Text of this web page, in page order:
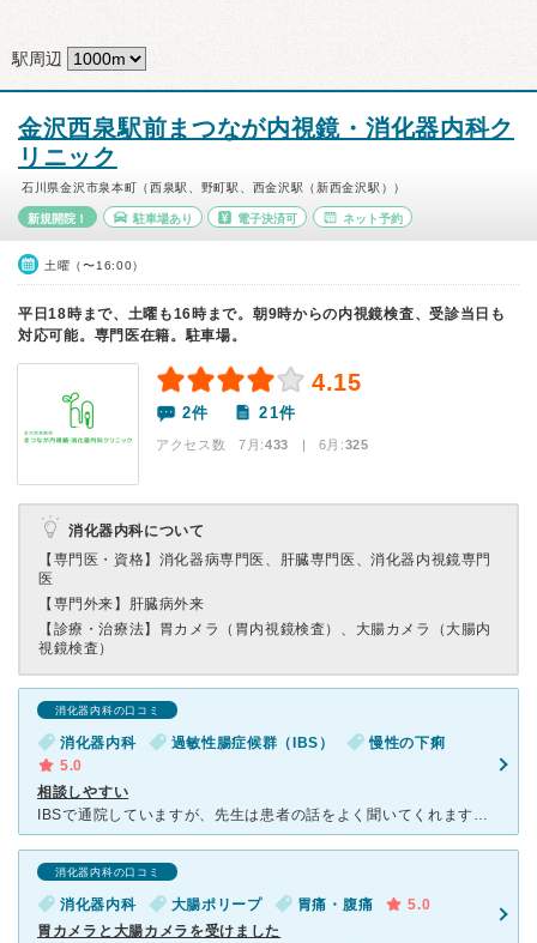
駅周辺
金沢西泉駅前まつなが内視鏡・消化器内科ク
リニック
石川県金沢市泉本町（西泉駅、野町駅、西金沢駅（新西金沢駅））
新規開院！ 駐車場あり 電子決済可 ネット予約
土曜（〜16:00）
平日18時まで、土曜も16時まで。朝9時からの内視鏡検査、受診当日も
対応可能。専門医在籍。駐車場。
4.15
2件 21件
アクセス数 7月:433 | 6月:325
消化器内科について
【専門医・資格】 消化器病専門医、肝臓専門医、消化器内視鏡専門
医
【専門外来】 肝臓病外来
【診療・治療法】 胃カメラ（胃内視鏡検査）、大腸カメラ（大腸内
視鏡検査）
消化器内科の口コミ
消化器内科 過敏性腸症候群（IBS）
慢性の下痢
5.0
相談しやすい
IBSで通院していますが、先生は患者の話をよく聞いてくれます。 そのうえで的確な診断をし、実例を交えながらわかりやすく説明してくれます。 そのため病状の不安感が軽くなるほか、薬についても思って
消化器内科の口コミ
消化器内科 大腸ポリープ 胃痛・腹痛
5.0
胃カメラと大腸カメラを受けました